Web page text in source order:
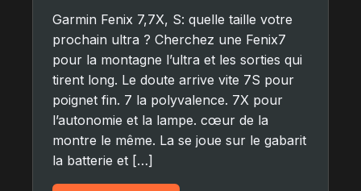
Garmin Fenix 7,7X, S: quelle taille votre
prochain ultra ? Cherchez une Fenix7
pour la montagne l’ultra et les sorties qui
tirent long. Le doute arrive vite 7S pour
poignet fin. 7 la polyvalence. 7X pour
l’autonomie et la lampe. cœur de la
montre le même. La se joue sur le gabarit
la batterie et […]